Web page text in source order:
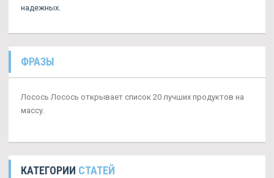
надежных.
ФРАЗЫ
Лосось Лосось открывает список 20 лучших продуктов на
массу.
КАТЕГОРИИ СТАТЕЙ